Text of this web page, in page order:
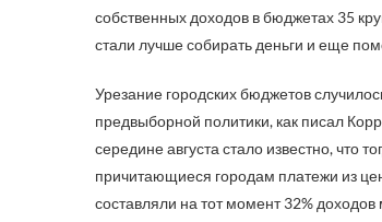
собственных доходов в бюджетах 35
стали лучше собирать деньги и еще
Урезание городских бюджетов
предвыборной политики, как писал
середине августа стало известно, что
причитающиеся городам платежи из
составляли на тот момент 32%